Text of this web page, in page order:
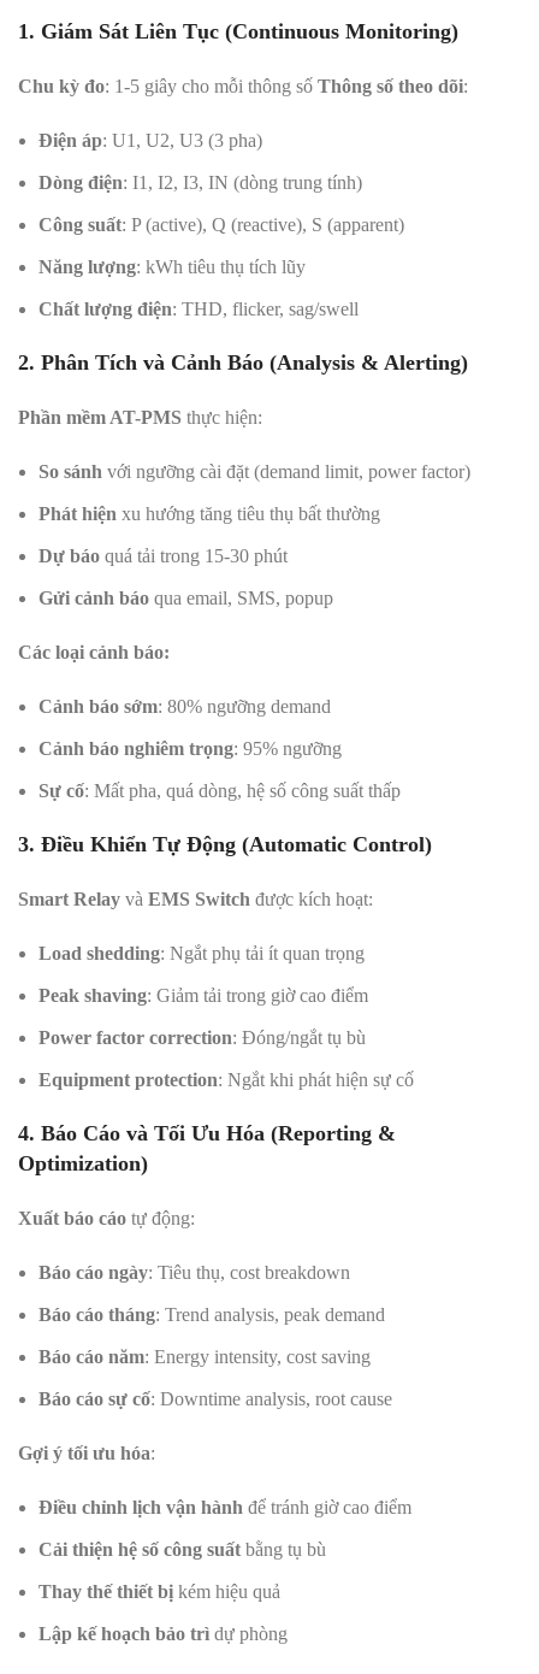
1. Giám Sát Liên Tục (Continuous Monitoring)
Chu kỳ đo: 1-5 giây cho mỗi thông số Thông số theo dõi:
Điện áp: U1, U2, U3 (3 pha)
Dòng điện: I1, I2, I3, IN (dòng trung tính)
Công suất: P (active), Q (reactive), S (apparent)
Năng lượng: kWh tiêu thụ tích lũy
Chất lượng điện: THD, flicker, sag/swell
2. Phân Tích và Cảnh Báo (Analysis & Alerting)
Phần mềm AT-PMS thực hiện:
So sánh với ngưỡng cài đặt (demand limit, power factor)
Phát hiện xu hướng tăng tiêu thụ bất thường
Dự báo quá tải trong 15-30 phút
Gửi cảnh báo qua email, SMS, popup
Các loại cảnh báo:
Cảnh báo sớm: 80% ngưỡng demand
Cảnh báo nghiêm trọng: 95% ngưỡng
Sự cố: Mất pha, quá dòng, hệ số công suất thấp
3. Điều Khiển Tự Động (Automatic Control)
Smart Relay và EMS Switch được kích hoạt:
Load shedding: Ngắt phụ tải ít quan trọng
Peak shaving: Giảm tải trong giờ cao điểm
Power factor correction: Đóng/ngắt tụ bù
Equipment protection: Ngắt khi phát hiện sự cố
4. Báo Cáo và Tối Ưu Hóa (Reporting &
Optimization)
Xuất báo cáo tự động:
Báo cáo ngày: Tiêu thụ, cost breakdown
Báo cáo tháng: Trend analysis, peak demand
Báo cáo năm: Energy intensity, cost saving
Báo cáo sự cố: Downtime analysis, root cause
Gợi ý tối ưu hóa:
Điều chỉnh lịch vận hành để tránh giờ cao điểm
Cải thiện hệ số công suất bằng tụ bù
Thay thế thiết bị kém hiệu quả
Lập kế hoạch bảo trì dự phòng